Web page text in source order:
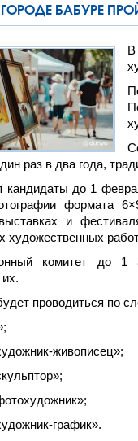
ГОРОДЕ БАБУРЕ
В
раз в два года,
кандидаты до 1
формата
и
художественных
комитет до 1
проводиться по
живописец»;
график».